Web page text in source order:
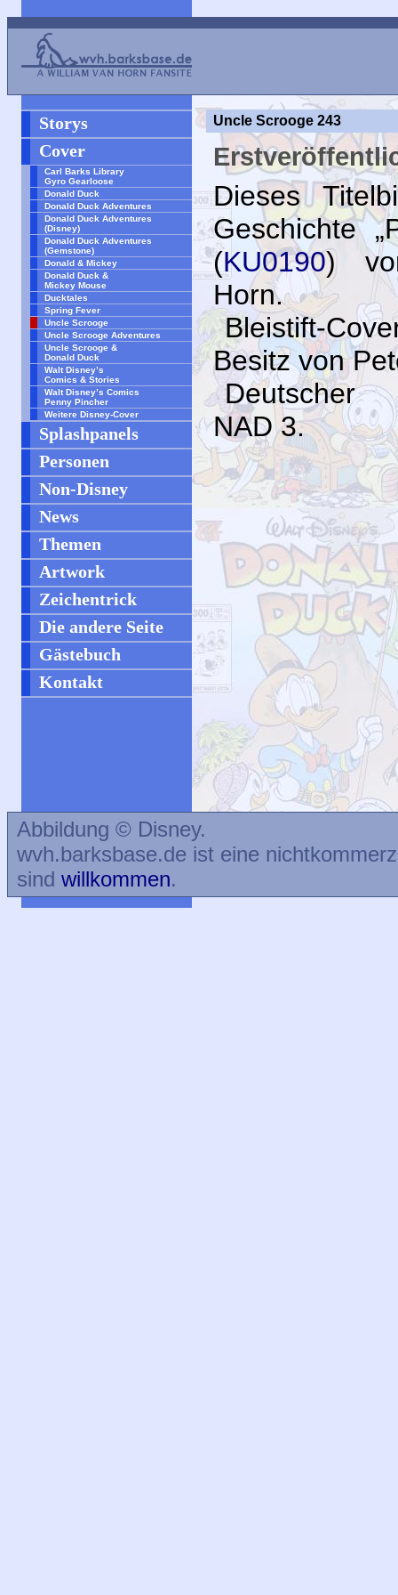
Storys
Cover
Carl Barks Library
Gyro Gearloose
Donald Duck
Donald Duck Adventures
Donald Duck Adventures
(Disney)
Donald Duck Adventures
(Gemstone)
Donald & Mickey
Donald Duck &
Mickey Mouse
Ducktales
Spring Fever
Uncle Scrooge
Uncle Scrooge Adventures
Uncle Scrooge &
Donald Duck
Walt Disney’s
Comics & Stories
Walt Disney’s Comics
Penny Pincher
Weitere Disney-Cover
Splashpanels
Personen
Non-Disney
News
Themen
Artwork
Zeichentrick
Die andere Seite
Gästebuch
Kontakt
Uncle Scrooge 243
Dieses
Geschichte
(KU0190)
Horn.
Bleistift-
Besitz von
NAD3.
Abbildung © Disney.
wvh.barksbase.de ist eine
sind willkommen.